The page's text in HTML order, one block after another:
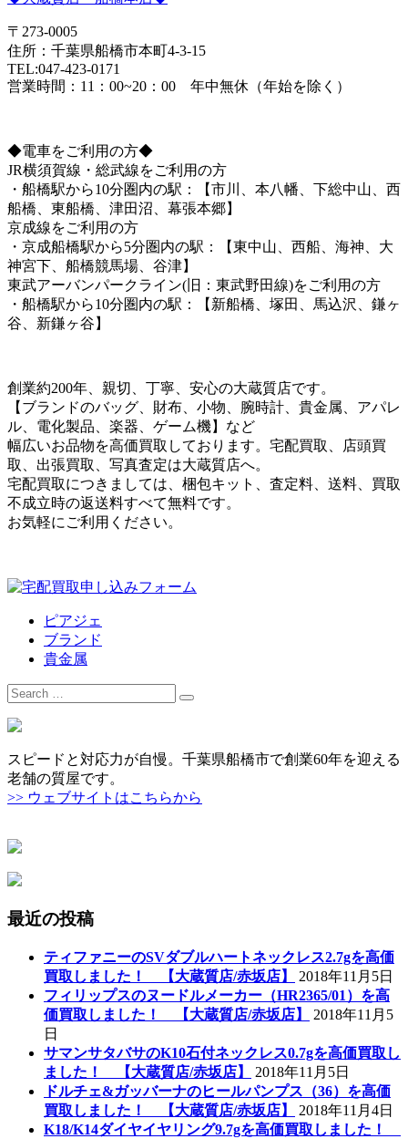
〒273-0005
住所：千葉県船橋市本町4-3-15
TEL:047-423-0171
営業時間：11：00~20：00 年中無休（年始を除く）
◆電車をご利用の方◆
JR横須賀線・総武線をご利用の方
・船橋駅から10分圏内の駅：【市川、本八幡、下総中山、西
船橋、東船橋、津田沼、幕張本郷】
京成線をご利用の方
・京成船橋駅から5分圏内の駅：【東中山、西船、海神、大
神宮下、船橋競馬場、谷津】
東武アーバンパークライン(旧：東武野田線)をご利用の方
・船橋駅から10分圏内の駅：【新船橋、塚田、馬込沢、鎌ヶ
谷、新鎌ヶ谷】
創業約200年、親切、丁寧、安心の大蔵質店です。
【ブランドのバッグ、財布、小物、腕時計、貴金属、アパレ
ル、電化製品、楽器、ゲーム機】など
幅広いお品物を高価買取しております。宅配買取、店頭買
取、出張買取、写真査定は大蔵質店へ。
宅配買取につきましては、梱包キット、査定料、送料、買取
不成立時の返送料すべて無料です。
お気軽にご利用ください。
ピアジェ
ブランド
貴金属
Search
for:
スピードと対応力が自慢。千葉県船橋市で創業60年を迎える
老舗の質屋です。
>> ウェブサイトはこちらから
最近の投稿
ティファニーのSVダブルハートネックレス2.7gを高価
買取しました！ 【大蔵質店/赤坂店】
2018年11月5日
フィリップスのヌードルメーカー（HR2365/01）を高
価買取しました！ 【大蔵質店/赤坂店】
2018年11月5
日
サマンサタバサのK10石付ネックレス0.7gを高価買取し
ました！ 【大蔵質店/赤坂店】
2018年11月5日
ドルチェ&ガッバーナのヒールパンプス（36）を高価
買取しました！ 【大蔵質店/赤坂店】
2018年11月4日
K18/K14ダイヤイヤリング9.7gを高価買取しました！